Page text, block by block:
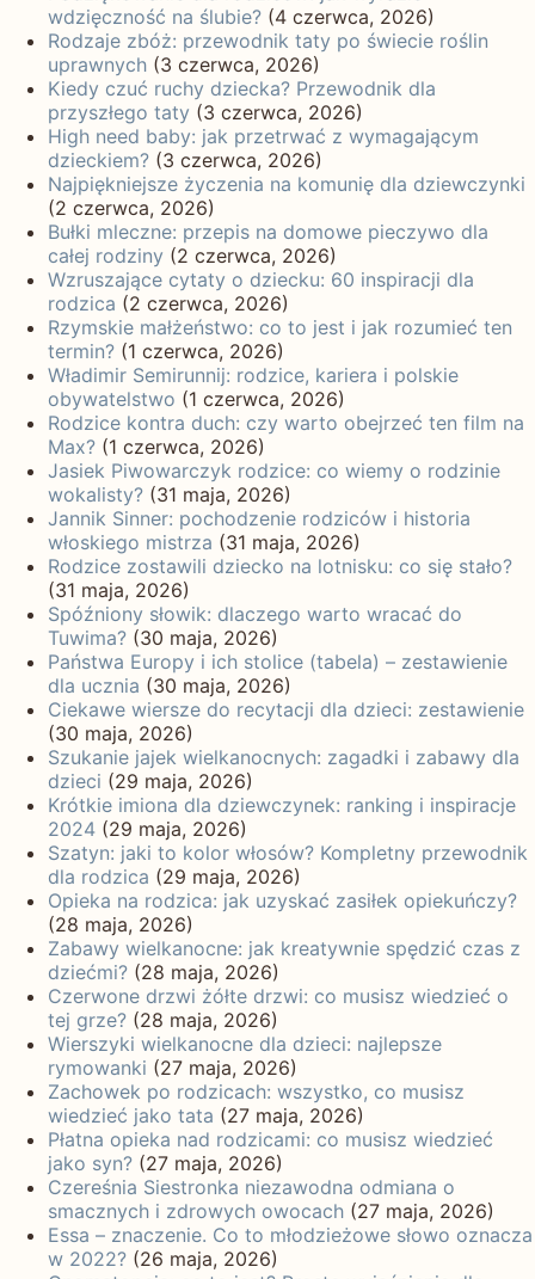
wdzięczność na ślubie? (4 czerwca, 2026)
Rodzaje zbóż: przewodnik taty po świecie roślin
uprawnych (3 czerwca, 2026)
Kiedy czuć ruchy dziecka? Przewodnik dla
przyszłego taty (3 czerwca, 2026)
High need baby: jak przetrwać z wymagającym
dzieckiem? (3 czerwca, 2026)
Najpiękniejsze życzenia na komunię dla dziewczynki
(2 czerwca, 2026)
Bułki mleczne: przepis na domowe pieczywo dla
całej rodziny (2 czerwca, 2026)
Wzruszające cytaty o dziecku: 60 inspiracji dla
rodzica (2 czerwca, 2026)
Rzymskie małżeństwo: co to jest i jak rozumieć ten
termin? (1 czerwca, 2026)
Władimir Semirunnij: rodzice, kariera i polskie
obywatelstwo (1 czerwca, 2026)
Rodzice kontra duch: czy warto obejrzeć ten film na
Max? (1 czerwca, 2026)
Jasiek Piwowarczyk rodzice: co wiemy o rodzinie
wokalisty? (31 maja, 2026)
Jannik Sinner: pochodzenie rodziców i historia
włoskiego mistrza (31 maja, 2026)
Rodzice zostawili dziecko na lotnisku: co się stało?
(31 maja, 2026)
Spóźniony słowik: dlaczego warto wracać do
Tuwima? (30 maja, 2026)
Państwa Europy i ich stolice (tabela) – zestawienie
dla ucznia (30 maja, 2026)
Ciekawe wiersze do recytacji dla dzieci: zestawienie
(30 maja, 2026)
Szukanie jajek wielkanocnych: zagadki i zabawy dla
dzieci (29 maja, 2026)
Krótkie imiona dla dziewczynek: ranking i inspiracje
2024 (29 maja, 2026)
Szatyn: jaki to kolor włosów? Kompletny przewodnik
dla rodzica (29 maja, 2026)
Opieka na rodzica: jak uzyskać zasiłek opiekuńczy?
(28 maja, 2026)
Zabawy wielkanocne: jak kreatywnie spędzić czas z
dziećmi? (28 maja, 2026)
Czerwone drzwi żółte drzwi: co musisz wiedzieć o
tej grze? (28 maja, 2026)
Wierszyki wielkanocne dla dzieci: najlepsze
rymowanki (27 maja, 2026)
Zachowek po rodzicach: wszystko, co musisz
wiedzieć jako tata (27 maja, 2026)
Płatna opieka nad rodzicami: co musisz wiedzieć
jako syn? (27 maja, 2026)
Czereśnia Siestronka niezawodna odmiana o
smacznych i zdrowych owocach (27 maja, 2026)
Essa – znaczenie. Co to młodzieżowe słowo oznacza
w 2022? (26 maja, 2026)